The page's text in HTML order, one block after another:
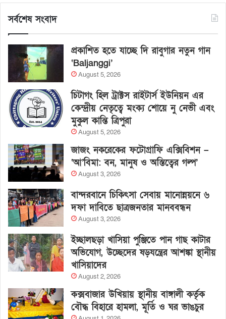
সর্বশেষ সংবাদ
প্রকাশিত হতে যাচ্ছে দি রাবুগার নতুন গান
‘Baljanggi’
August 5, 2026
চিটাগং হিল ট্রাক্টস রাইটার্স ইউনিয়ন এর
কেন্দ্রীয় নেতৃত্বে মংক্য শোয়ে নু নেভী এবং
মুকুল কান্তি ত্রিপুরা
August 5, 2026
জাজং নকরেকের ফটোগ্রাফি এক্সিবিশন –
‘আ’বিমা: বন, মানুষ ও অস্তিত্বের গল্প’
August 3, 2026
বান্দরবানে চিকিৎসা সেবায় মানোন্নয়নে ৬
দফা দাবিতে ছাত্রজনতার মানববন্ধন
August 3, 2026
ইচ্ছালছড়া খাসিয়া পুঞ্জিতে পান গাছ কাটার
অভিযোগ, উচ্ছেদের ষড়যন্ত্রের আশঙ্কা স্থানীয়
খাসিয়াদের
August 2, 2026
কক্সবাজার উখিয়ায় স্থানীয় বাঙ্গালী কর্তৃক
বৌদ্ধ বিহারে হামলা, মূর্তি ও ঘর ভাঙচুর